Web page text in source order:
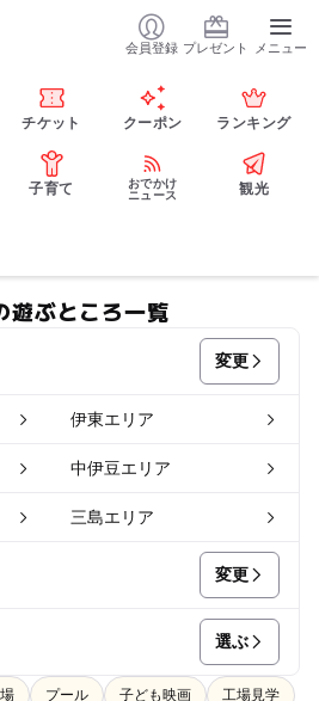
会員登録 プレゼント メニュー
チケット クーポン ランキング
子育て
おでかけ
ニュース
観光
遊ぶところ一覧
変更
伊東エリア
中伊豆エリア
三島エリア
変更
選ぶ
プール 子ども映画 工場見学